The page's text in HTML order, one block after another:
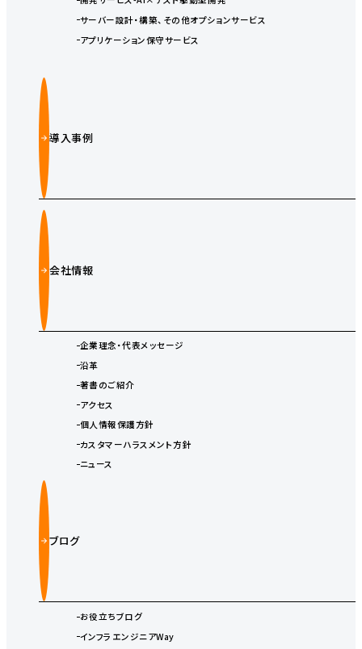
サーバー設計・構築、その他オプションサービス
アプリケーション保守サービス
導入事例
会社情報
企業理念・代表メッセージ
沿革
著書のご紹介
アクセス
個人情報保護方針
カスタマーハラスメント方針
ニュース
ブログ
お役立ちブログ
インフラエンジニアWay